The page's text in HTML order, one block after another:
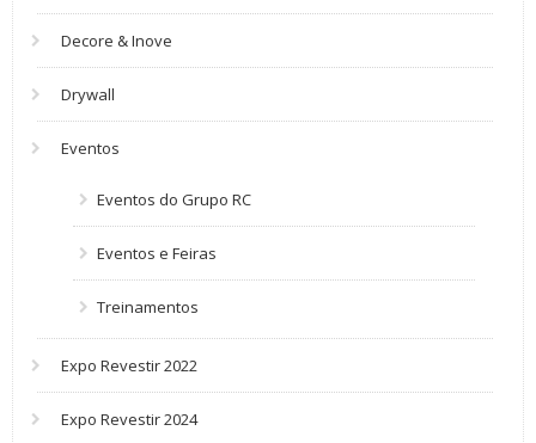
Decore & Inove
Drywall
Eventos
Eventos do Grupo RC
Eventos e Feiras
Treinamentos
Expo Revestir 2022
Expo Revestir 2024